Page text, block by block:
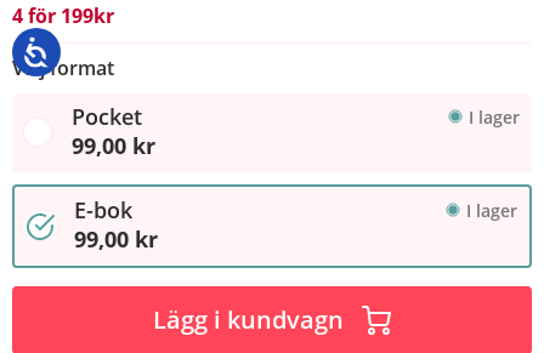
4 för 199kr
Välj format
Pocket I lager
99,00 kr
E-bok I lager
99,00 kr
Lägg i kundvagn